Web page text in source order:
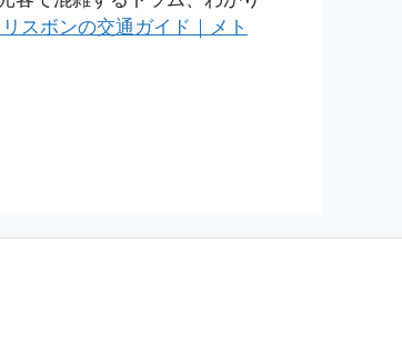
リスボンの交通ガイド｜メト